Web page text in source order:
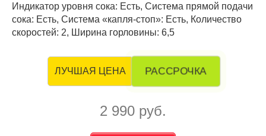
Индикатор уровня сока: Есть, Система прямой подачи
сока: Есть, Система «капля-стоп»: Есть, Количество
скоростей: 2, Ширина горловины: 6,5
ЛУЧШАЯ ЦЕНА РАССРОЧКА
2 990 руб.